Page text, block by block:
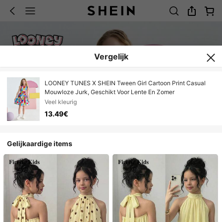
Vergelijk
LOONEY TUNES X SHEIN Tween Girl Cartoon Print Casual
Mouwloze Jurk, Geschikt Voor Lente En Zomer
Veel kleurig
13.49€
Gelijkaardige items